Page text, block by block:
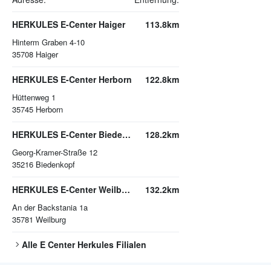
HERKULES E-Center Haiger
Hinterm Graben 4-10
35708 Haiger
113.8km
HERKULES E-Center Herborn
Hüttenweg 1
35745 Herborn
122.8km
HERKULES E-Center Biedenkopf
Georg-Kramer-Straße 12
35216 Biedenkopf
128.2km
HERKULES E-Center Weilburg
An der Backstania 1a
35781 Weilburg
132.2km
Alle E Center Herkules Filialen